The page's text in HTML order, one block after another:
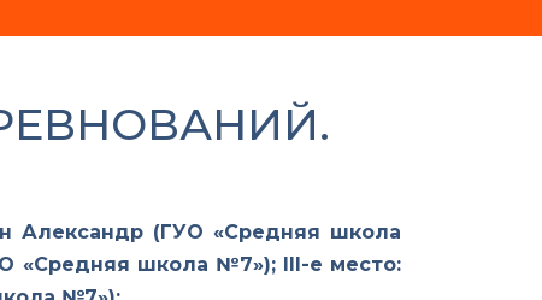
Александр (ГУО «Средняя школа
«Средняя школа №7»); III-е место: